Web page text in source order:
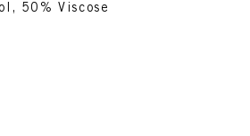
50% Viscose